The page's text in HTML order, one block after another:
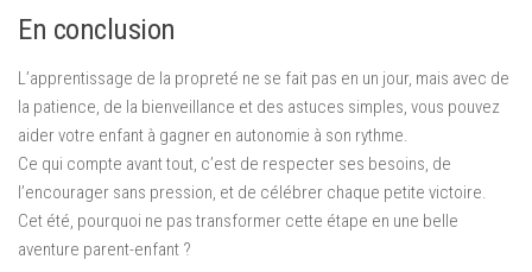
En conclusion
L’apprentissage de la propreté ne se fait pas en un jour, mais avec de
la patience, de la bienveillance et des astuces simples, vous pouvez
aider votre enfant à gagner en autonomie à son rythme.
Ce qui compte avant tout, c’est de respecter ses besoins, de
l’encourager sans pression, et de célébrer chaque petite victoire.
Cet été, pourquoi ne pas transformer cette étape en une belle
aventure parent-enfant ?